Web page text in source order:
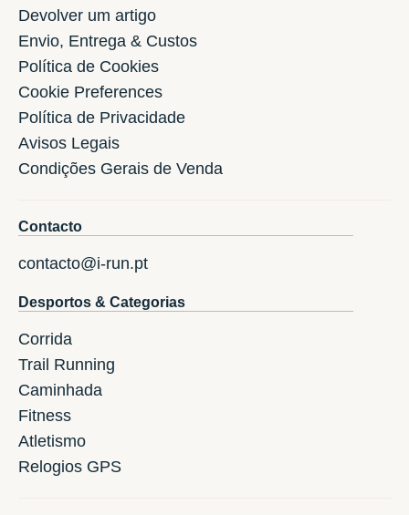
Devolver um artigo
Envio, Entrega & Custos
Política de Cookies
Cookie Preferences
Política de Privacidade
Avisos Legais
Condições Gerais de Venda
Contacto
contacto@i-run.pt
Desportos & Categorias
Corrida
Trail Running
Caminhada
Fitness
Atletismo
Relogios GPS